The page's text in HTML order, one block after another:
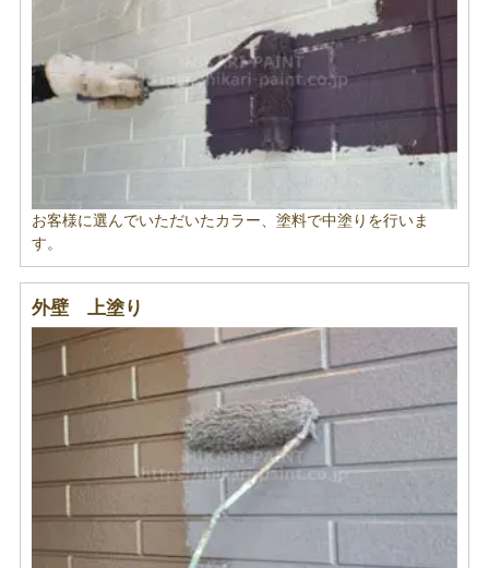
お客様に選んでいただいたカラー、塗料で中塗りを行いま
す。
外壁 上塗り